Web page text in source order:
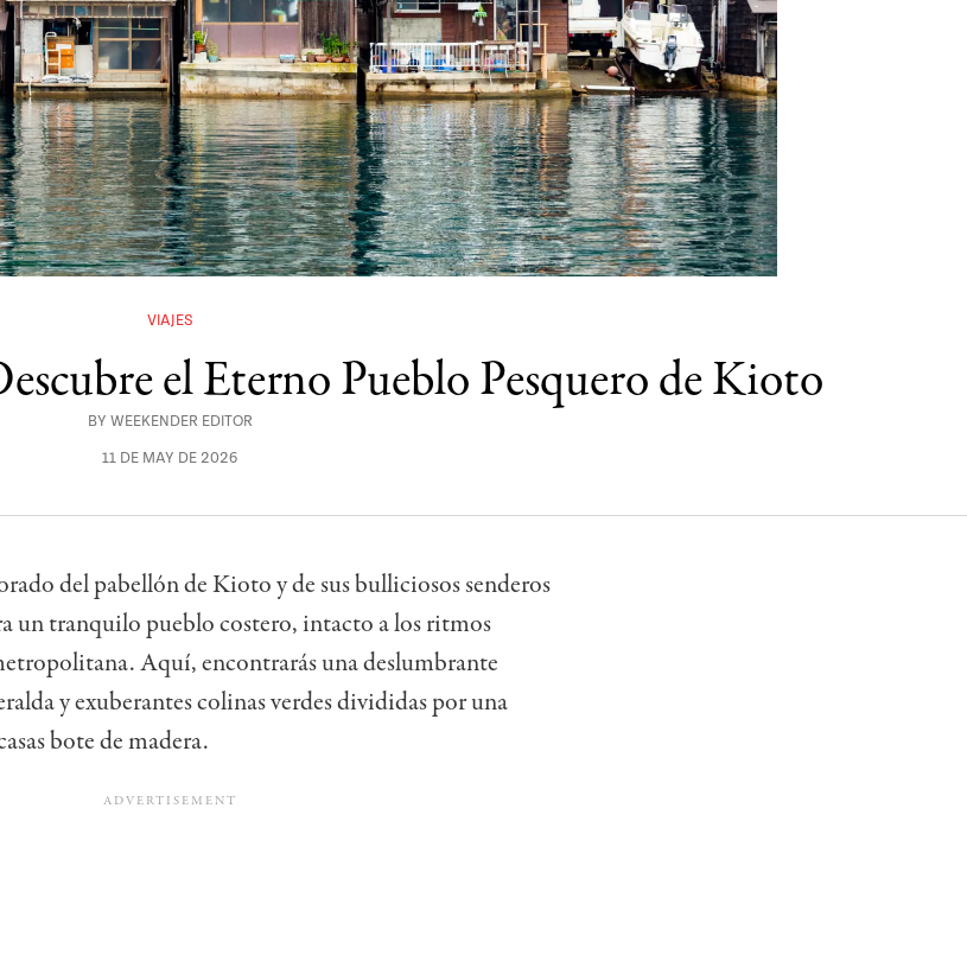
VIAJES
el Eterno Pueblo Pesquero de Kioto
BY WEEKENDER EDITOR
11 DE MAY DE 2026
del pabellón de Kioto y de sus bulliciosos senderos
un tranquilo pueblo costero, intacto a los ritmos
Aquí, encontrarás una deslumbrante
y exuberantes colinas verdes divididas por una
bote de madera.